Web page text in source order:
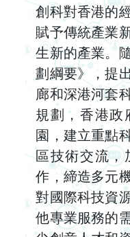
創科對香港的
賦予傳統產業
生新的產業。
劃綱要》，提
廊和深港河套
規劃，香港政
園，建立重點
區技術交流，
作，締造多元
對國際科技資
他專業服務的